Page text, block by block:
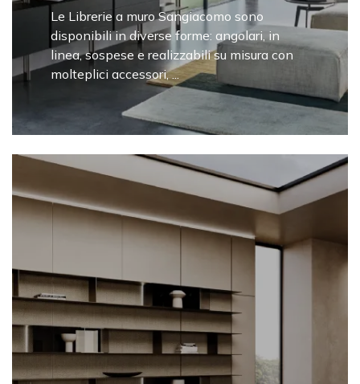
Le Librerie a muro Sangiacomo sono
disponibili in diverse forme: angolari, in
linea, sospese e realizzabili su misura con
molteplici accessori, ...